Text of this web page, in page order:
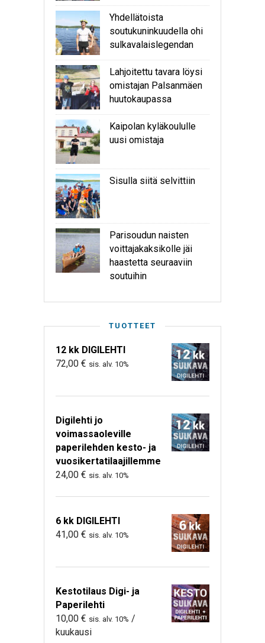
Yhdellätoista
soutukuninkuudella ohi
sulkavalaislegendan
Lahjoitettu tavara löysi
omistajan Palsanmäen
huutokaupassa
Kaipolan kyläkoululle
uusi omistaja
Sisulla siitä selvittiin
Parisoudun naisten
voittajakaksikolle jäi
haastetta seuraaviin
soutuihin
TUOTTEET
12 kk DIGILEHTI
72,00 € sis. alv. 10%
Digilehti jo
voimassaoleville
paperilehden kesto- ja
vuosikertatilaajillemme
24,00 € sis. alv. 10%
6 kk DIGILEHTI
41,00 € sis. alv. 10%
Kestotilaus Digi- ja
Paperilehti
10,00 € sis. alv. 10% /
kuukausi